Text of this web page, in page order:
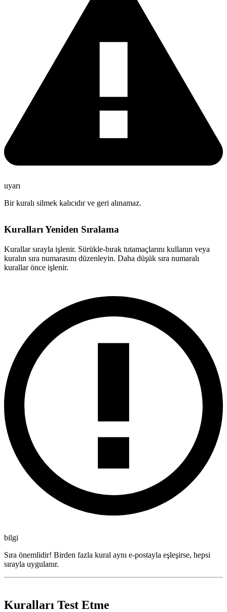
uyarı
Bir kuralı silmek kalıcıdır ve geri alınamaz.
Kuralları Yeniden Sıralama
Kurallar sırayla işlenir. Sürükle-bırak tutamaçlarını kullanın veya
kuralın sıra numarasını düzenleyin. Daha düşük sıra numaralı
kurallar önce işlenir.
bilgi
Sıra önemlidir! Birden fazla kural aynı e-postayla eşleşirse, hepsi
sırayla uygulanır.
Kuralları Test Etme